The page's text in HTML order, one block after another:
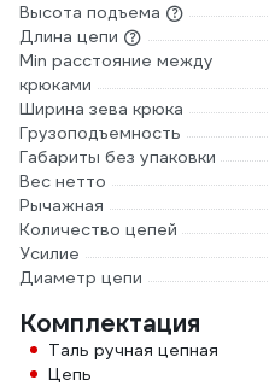
Высота подъема
Длина цепи
Min расстояние между
крюками
Ширина зева крюка
Грузоподъемность
Габариты без упаковки
Вес нетто
Рычажная
Количество цепей
Усилие
Диаметр цепи
Комплектация
Таль ручная цепная
Цепь